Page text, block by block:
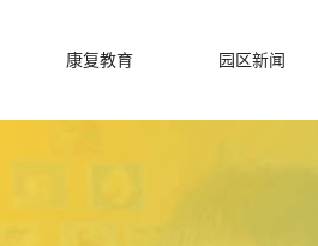
康复教育 园区新闻